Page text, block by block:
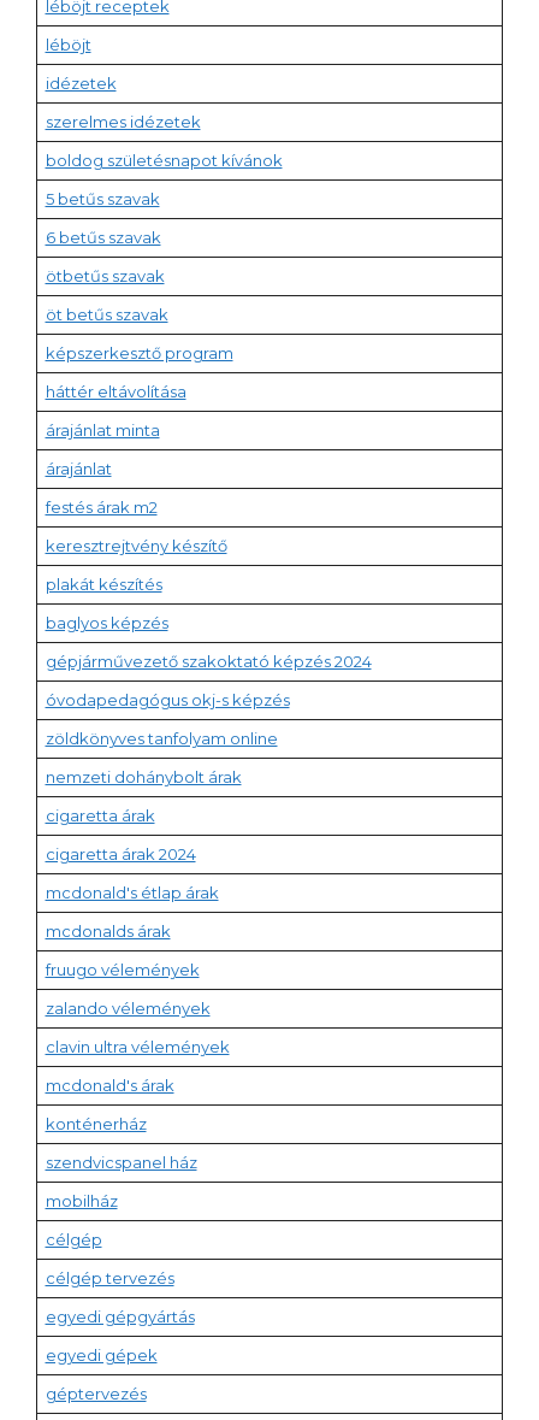
léböjt receptek
léböjt
idézetek
szerelmes idézetek
boldog születésnapot kívánok
5 betűs szavak
6 betűs szavak
ötbetűs szavak
öt betűs szavak
képszerkesztő program
háttér eltávolítása
árajánlat minta
árajánlat
festés árak m2
keresztrejtvény készítő
plakát készítés
baglyos képzés
gépjárművezető szakoktató képzés 2024
óvodapedagógus okj-s képzés
zöldkönyves tanfolyam online
nemzeti dohánybolt árak
cigaretta árak
cigaretta árak 2024
mcdonald's étlap árak
mcdonalds árak
fruugo vélemények
zalando vélemények
clavin ultra vélemények
mcdonald's árak
konténerház
szendvicspanel ház
mobilház
célgép
célgép tervezés
egyedi gépgyártás
egyedi gépek
géptervezés